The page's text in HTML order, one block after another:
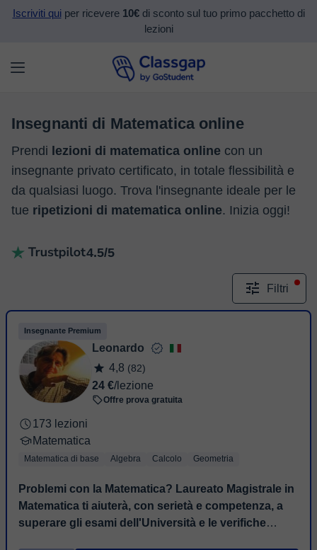
Iscriviti quiper ricevere 10€di sconto sul tuo primo pacchetto di
lezioni
Insegnanti di Matematica online
Prendi lezioni di matematica online con un
insegnante privato certificato, in totale flessibilità e
da qualsiasi luogo. Trova l'insegnante ideale per le
tue ripetizioni di matematica online. Inizia oggi!
4.5/5
Filtri
Insegnante Premium
Leonardo
4,8 (82)
24 €/lezione
Offre prova gratuita
173 lezioni
Matematica
Matematica di base Algebra Calcolo Geometria
Problemi con la Matematica? Laureato Magistrale in
Matematica ti aiuterà, con serietà e competenza, a
superare gli esami dell'Università e le verifiche